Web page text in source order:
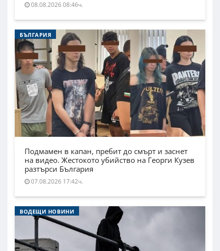
08.08.2026 08:46ч.
БЪЛГАРИЯ
Подмамен в капан, пребит до смърт и заснет
на видео. Жестокото убийство на Георги Кузев
разтърси България
07.08.2026 17:42ч.
ВОДЕЩИ НОВИНИ